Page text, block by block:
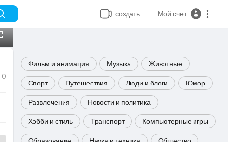
создать Мой счет
Фильм и анимация Музыка Животные
Спорт Путешествия Люди и блоги Юмор
Развлечения Новости и политика
Хобби и стиль Транспорт Компьютерные игры
Образование Наука и техника Общество
0